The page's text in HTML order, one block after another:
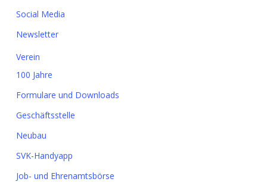
Social Media
Newsletter
Verein
100 Jahre
Formulare und Downloads
Geschäftsstelle
Neubau
SVK-Handyapp
Job- und Ehrenamtsbörse